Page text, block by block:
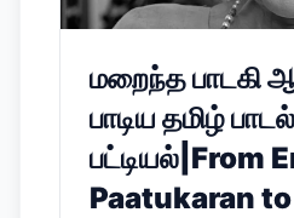
மறைந்த பாடகி
பாடிய தமிழ்
பட்டியல்|From
Paatukaran